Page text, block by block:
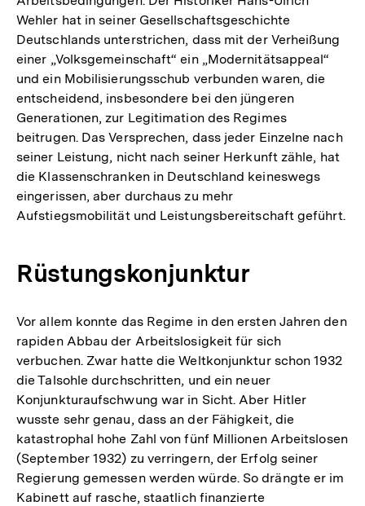
Wehler hat in seiner Gesellschaftsgeschichte
Deutschlands unterstrichen, dass mit der Verheißung
einer „Volksgemeinschaft“ ein „Modernitätsappeal“
und ein Mobilisierungsschub verbunden waren, die
entscheidend, insbesondere bei den jüngeren
Generationen, zur Legitimation des Regimes
beitrugen. Das Versprechen, dass jeder Einzelne nach
seiner Leistung, nicht nach seiner Herkunft zähle, hat
die Klassenschranken in Deutschland keineswegs
eingerissen, aber durchaus zu mehr
Aufstiegsmobilität und Leistungsbereitschaft geführt.
Rüstungskonjunktur
Vor allem konnte das Regime in den ersten Jahren den
rapiden Abbau der Arbeitslosigkeit für sich
verbuchen. Zwar hatte die Weltkonjunktur schon 1932
die Talsohle durchschritten, und ein neuer
Konjunkturaufschwung war in Sicht. Aber Hitler
wusste sehr genau, dass an der Fähigkeit, die
katastrophal hohe Zahl von fünf Millionen Arbeitslosen
(September 1932) zu verringern, der Erfolg seiner
Regierung gemessen werden würde. So drängte er im
Kabinett auf rasche, staatlich finanzierte